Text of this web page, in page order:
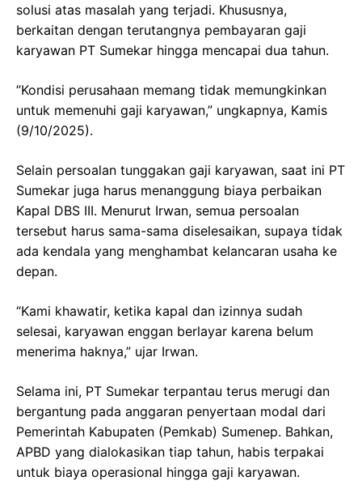
solusi atas masalah yang terjadi. Khususnya,
berkaitan dengan terutangnya pembayaran gaji
karyawan PT Sumekar hingga mencapai dua tahun.
”Kondisi perusahaan memang tidak memungkinkan
untuk memenuhi gaji karyawan,” ungkapnya, Kamis
(9/10/2025).
Selain persoalan tunggakan gaji karyawan, saat ini PT
Sumekar juga harus menanggung biaya perbaikan
Kapal DBS III. Menurut Irwan, semua persoalan
tersebut harus sama-sama diselesaikan, supaya tidak
ada kendala yang menghambat kelancaran usaha ke
depan.
“Kami khawatir, ketika kapal dan izinnya sudah
selesai, karyawan enggan berlayar karena belum
menerima haknya,” ujar Irwan.
Selama ini, PT Sumekar terpantau terus merugi dan
bergantung pada anggaran penyertaan modal dari
Pemerintah Kabupaten (Pemkab) Sumenep. Bahkan,
APBD yang dialokasikan tiap tahun, habis terpakai
untuk biaya operasional hingga gaji karyawan.